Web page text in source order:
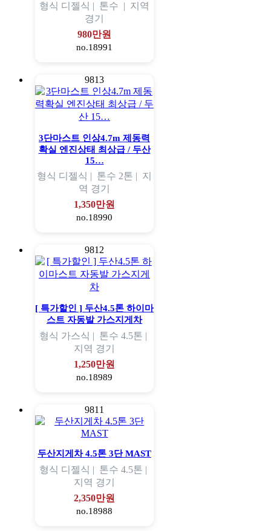
형식 디젤식 | 톤수 | 지역
경기
980만원
no.18991
9813
3단마스트 인상4.7m 제동력
확실 엔진상태 최상급 / 두산
15…
형식 디젤식 | 톤수 2톤 | 지
역 경기
1,350만원
no.18990
9812
[ 특가할인 ] 두산4.5톤 하이마
스트 자동발 가스지게차
형식 가스식 | 톤수 4.5톤 |
지역 경기
1,250만원
no.18989
9811
두산지게차 4.5톤 3단 MAST
형식 디젤식 | 톤수 4.5톤 |
지역 경기
2,350만원
no.18988